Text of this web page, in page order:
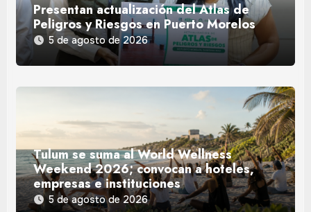
Presentan actualización del Atlas de
Peligros y Riesgos en Puerto Morelos
5 de agosto de 2026
Tulum se suma al World Wellness
Weekend 2026; convocan a hoteles,
empresas e instituciones
5 de agosto de 2026